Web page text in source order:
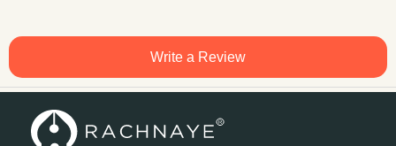
Write a Review